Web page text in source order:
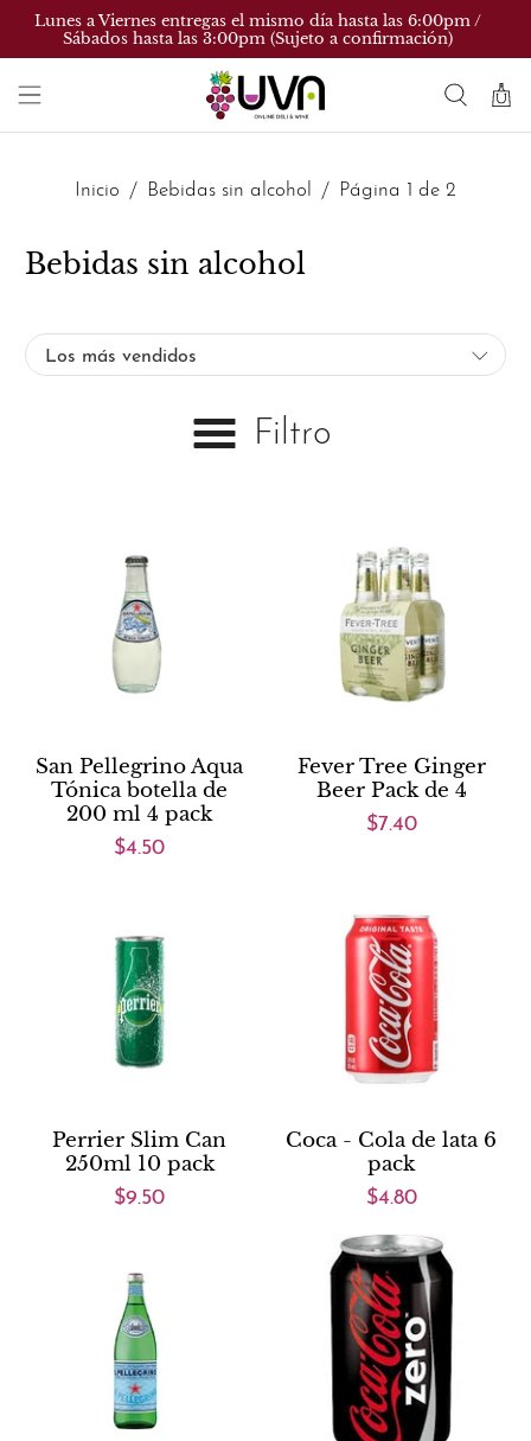
Lunes a Viernes entregas el mismo día hasta las 6:00pm /
Sábados hasta las 3:00pm (Sujeto a confirmación)
Inicio Bebidas sin alcohol Página 1 de 2
Bebidas sin alcohol
Filtro
San Pellegrino Aqua
Tónica botella de
200 ml 4 pack
$4.50
Fever Tree Ginger
Beer Pack de 4
$7.40
Perrier Slim Can
250ml 10 pack
$9.50
Coca - Cola de lata 6
pack
$4.80